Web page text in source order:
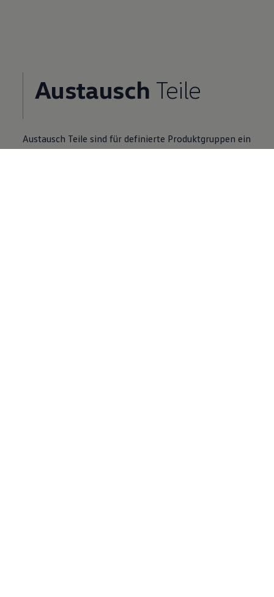
Austausch Teile
Austausch Teile sind für definierte Produktgruppen ein